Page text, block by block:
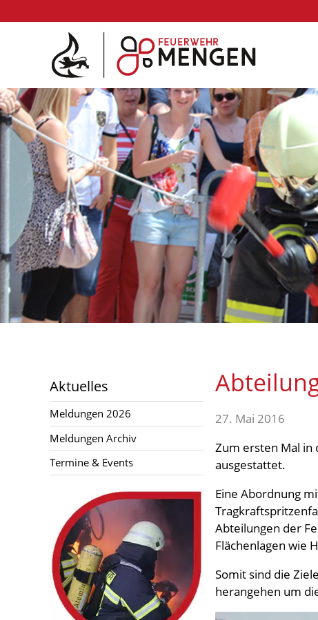
Die Feuerwehr
Abteilungen & Fachdienste
Fahrzeuge
Einsätze
Jugend
Meldungen 2026
Meldungen Archiv
Termine & Events
Links
Aktuelles
Meldungen 2026
Meldungen Archiv
Termine & Events
27. Mai 2016
Zum ersten Mal in
ausgestattet.
Eine Abordnung
Abteilungen der
Flächenlagen wie
Somit sind die
herangehen um